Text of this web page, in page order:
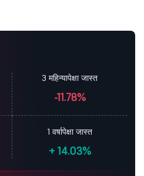
3 महिन्यापेक्षा जास्त
-11.78%
1 वर्षापेक्षा जास्त
+14.03%